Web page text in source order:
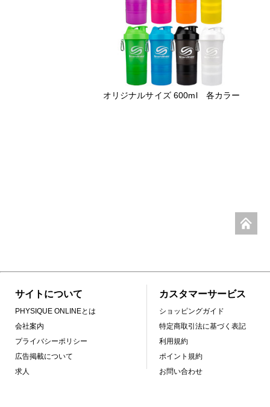
オリジナルサイズ 600ml 各カラー
サイトについて
PHYSIQUE ONLINEとは
会社案内
プライバシーポリシー
広告掲載について
求人
カスタマーサービス
ショッピングガイド
特定商取引法に基づく表記
利用規約
ポイント規約
お問い合わせ